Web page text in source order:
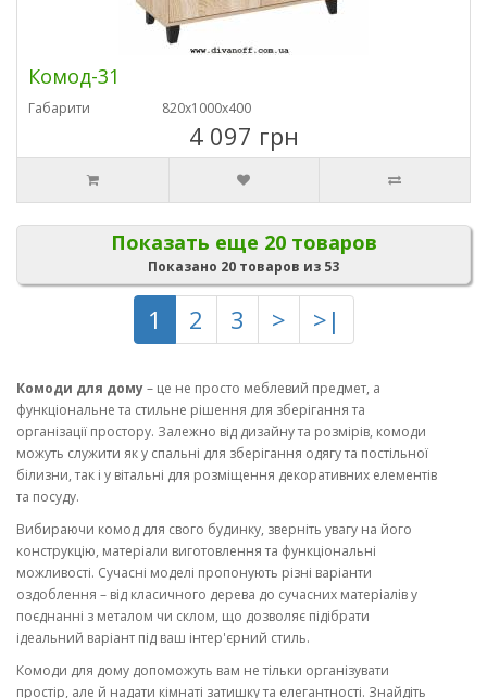
Комод-31
Габарити 820х1000х400
4 097 грн
Показать еще 20 товаров
Показано 20 товаров из 53
1 2 3 > >|
Комоди для дому– це не просто меблевий предмет, а
функціональне та стильне рішення для зберігання та
організації простору. Залежно від дизайну та розмірів, комоди
можуть служити як у спальні для зберігання одягу та постільної
білизни, так і у вітальні для розміщення декоративних елементів
та посуду.
Вибираючи комод для свого будинку, зверніть увагу на його
конструкцію, матеріали виготовлення та функціональні
можливості. Сучасні моделі пропонують різні варіанти
оздоблення – від класичного дерева до сучасних матеріалів у
поєднанні з металом чи склом, що дозволяє підібрати
ідеальний варіант під ваш інтер'єрний стиль.
Комоди для дому допоможуть вам не тільки організувати
простір, але й надати кімнаті затишку та елегантності. Знайдіть